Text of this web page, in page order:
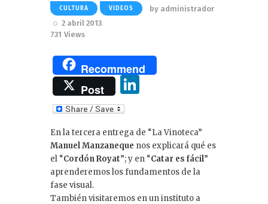
CULTURA VIDEOS by administrador
2 abril 2013
731 Views
Recommend
Post
k
e
dI
n
En la tercera entrega de “La Vinoteca”
Manuel Manzaneque nos explicará qué es
el “Cordón Royat”; y en “Catar es fácil”
aprenderemos los fundamentos de la
fase visual.
También visitaremos en un instituto a